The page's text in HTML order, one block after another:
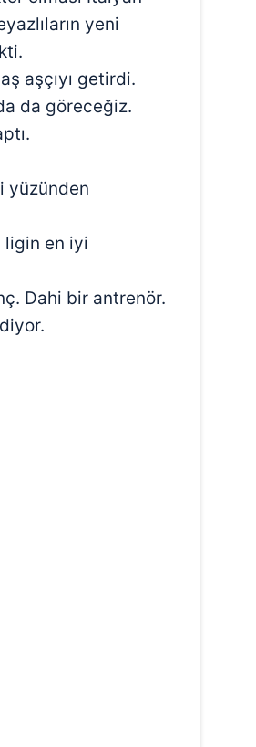
yeni
aşçıyı getirdi.
da göreceğiz.
yüzünden
ligin en iyi
Dahi bir antrenör.